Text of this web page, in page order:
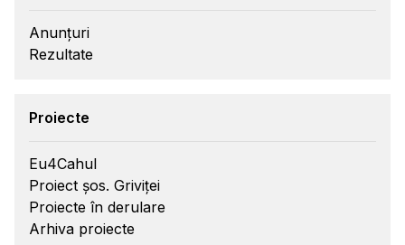
Anunțuri
Rezultate
Proiecte
Eu4Cahul
Proiect șos. Griviței
Proiecte în derulare
Arhiva proiecte